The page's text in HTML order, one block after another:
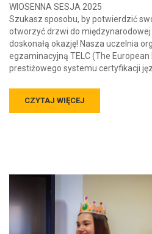
WIOSENNA SESJA 2025
Szukasz sposobu, by potwierdzić
otworzyć drzwi do międzynarodowej
doskonałą okazję! Nasza uczelnia
egzaminacyjną TELC (The
prestiżowego systemu certyfikacji
CZYTAJ WIĘCEJ